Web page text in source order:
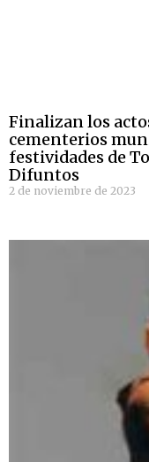
Finalizan los
cementerios
festividades de
Difuntos
2 de noviembre de 2023